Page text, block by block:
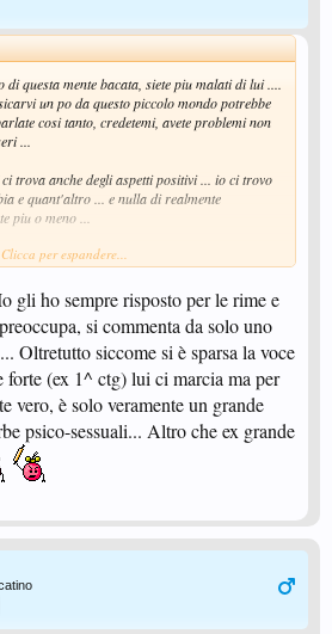
di questa mente bacata, siete piu malati di lui ....
un po da questo piccolo mondo potrebbe
cosi tanto, credetemi, avete problemi non
...
trova anche degli aspetti positivi ... io ci trovo
e quant'altro ... e nulla di realmente
piu o meno ...
soltanto per vedere se ci sono novità
in un futuro migliore .. che per adesso non
ad occuparvi di cose di cosi basso profilo
Clicca per espandere...
gli ho sempre risposto per le rime e
si commenta da solo uno
Oltretutto siccome si è sparsa la voce
forte (ex 1^ ctg) lui ci marcia ma per
vero, è solo veramente un grande
psico-sessuali... Altro che ex grande